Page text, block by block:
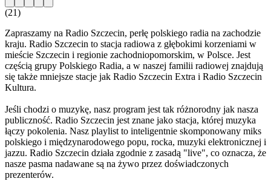
(21)
Zapraszamy na Radio Szczecin, perłę polskiego radia na zachodzie
kraju. Radio Szczecin to stacja radiowa z głębokimi korzeniami w
mieście Szczecin i regionie zachodniopomorskim, w Polsce. Jest
częścią grupy Polskiego Radia, a w naszej familii radiowej znajdują
się także mniejsze stacje jak Radio Szczecin Extra i Radio Szczecin
Kultura.
Jeśli chodzi o muzykę, nasz program jest tak różnorodny jak nasza
publiczność. Radio Szczecin jest znane jako stacja, której muzyka
łączy pokolenia. Nasz playlist to inteligentnie skomponowany miks
polskiego i międzynarodowego popu, rocka, muzyki elektronicznej i
jazzu. Radio Szczecin działa zgodnie z zasadą "live", co oznacza, że
nasze pasma nadawane są na żywo przez doświadczonych
prezenterów.